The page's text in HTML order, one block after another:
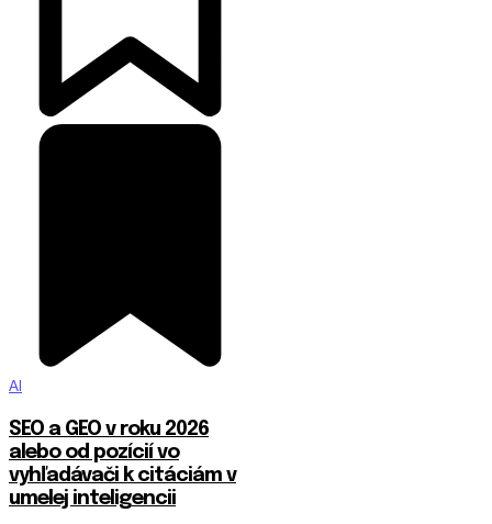
AI
SEO a GEO v roku 2026
alebo od pozícií vo
vyhľadávači k citáciám v
umelej inteligencii